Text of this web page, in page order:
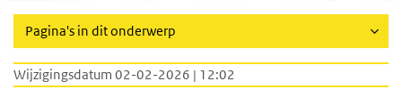
Pagina's in dit onderwerp
Wijzigingsdatum 02-02-2026 | 12:02